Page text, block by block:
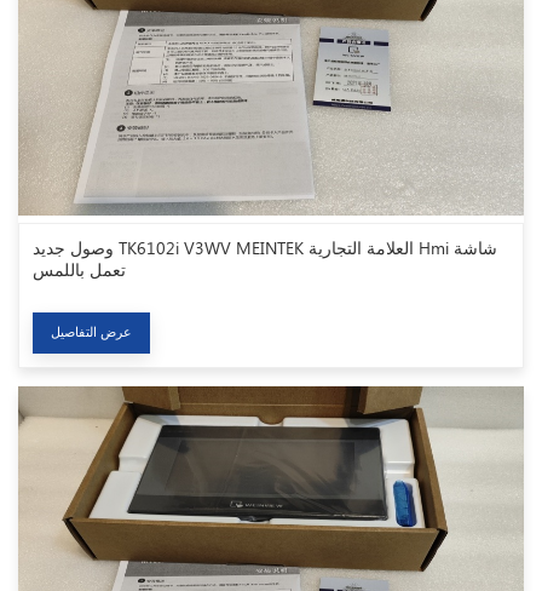
وصول جديد TK6102i V3WV MEINTEK العلامة التجارية Hmi شاشة
تعمل باللمس
عرض التفاصيل